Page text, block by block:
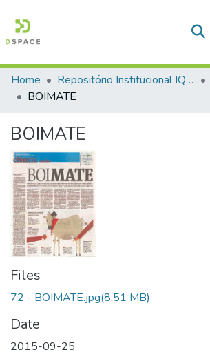
Communities & Collections
Statistics
Home Repositório Institucional IQSC
BOIMATE
BOIMATE
Files
72 - BOIMATE.jpg(8.51 MB)
Date
2015-09-25